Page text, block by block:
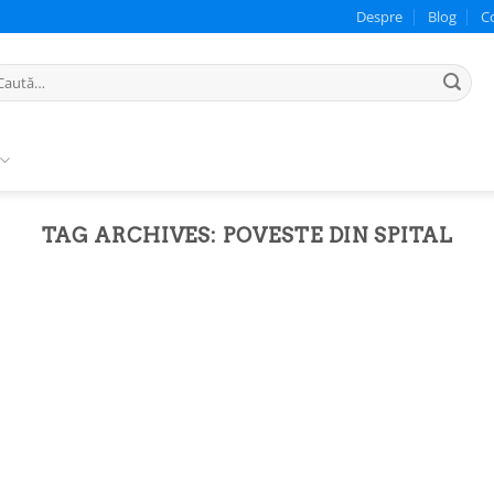
Despre Blog
TAG ARCHIVES: POVESTE DIN SPITAL